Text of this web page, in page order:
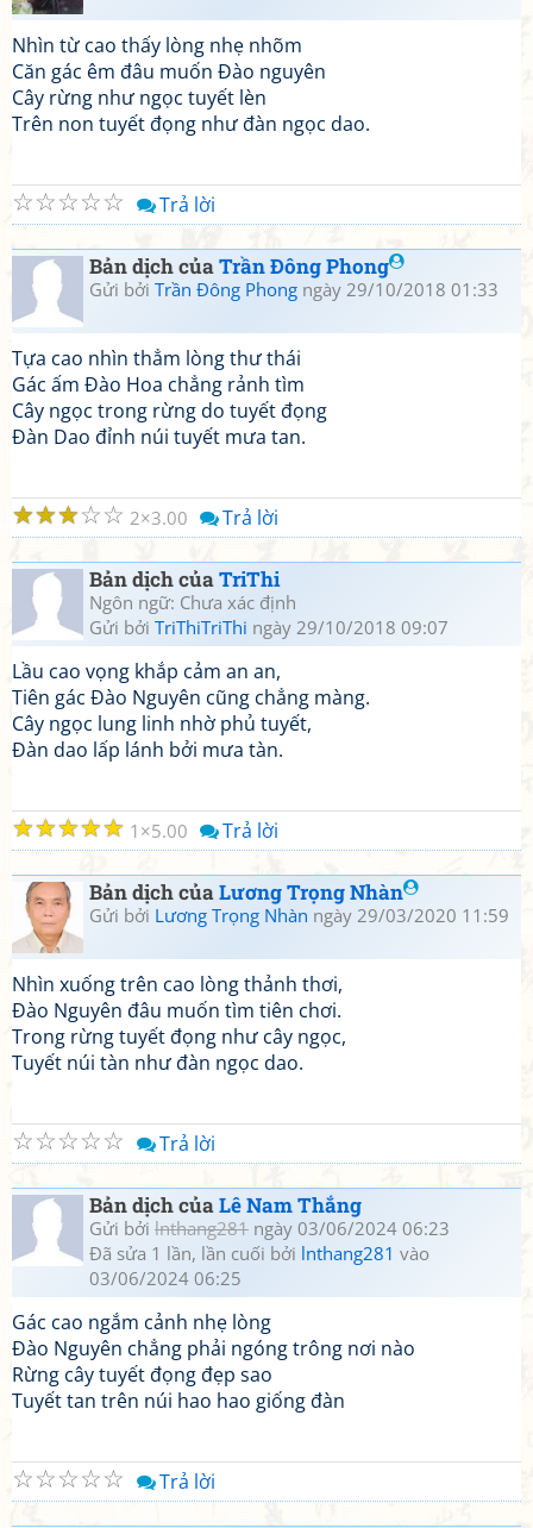
Nhìn từ cao thấy lòng nhẹ nhõm
Căn gác êm đâu muốn Đào nguyên
Cây rừng như ngọc tuyết lèn
Trên non tuyết đọng như đàn ngọc dao.
☆
☆
☆
☆
☆ Trả lời
Bản dịch củaTrần Đông Phong
Gửi bởi Trần Đông Phong ngày 29/10/2018 01:33
Tựa cao nhìn thẳm lòng thư thái
Gác ấm Đào Hoa chẳng rảnh tìm
Cây ngọc trong rừng do tuyết đọng
Đàn Dao đỉnh núi tuyết mưa tan.
☆
☆
☆
☆
☆ 2 3.00 Trả lời
Bản dịch củaTriThi
Ngôn ngữ: Chưa xác định
Gửi bởi TriThiTriThi ngày 29/10/2018 09:07
Lầu cao vọng khắp cảm an an,
Tiên gác Đào Nguyên cũng chẳng màng.
Cây ngọc lung linh nhờ phủ tuyết,
Đàn dao lấp lánh bởi mưa tàn.
☆
☆
☆
☆
☆ 1 5.00 Trả lời
Bản dịch củaLương Trọng Nhàn
Gửi bởi Lương Trọng Nhàn ngày 29/03/2020 11:59
Nhìn xuống trên cao lòng thảnh thơi,
Đào Nguyên đâu muốn tìm tiên chơi.
Trong rừng tuyết đọng như cây ngọc,
Tuyết núi tàn như đàn ngọc dao.
☆
☆
☆
☆
☆ Trả lời
Bản dịch củaLê Nam Thắng
Gửi bởi lnthang281 ngày 03/06/2024 06:23
Đã sửa 1 lần, lần cuối bởi lnthang281 vào
03/06/2024 06:25
Gác cao ngắm cảnh nhẹ lòng
Đào Nguyên chẳng phải ngóng trông nơi nào
Rừng cây tuyết đọng đẹp sao
Tuyết tan trên núi hao hao giống đàn
☆
☆
☆
☆
☆ Trả lời